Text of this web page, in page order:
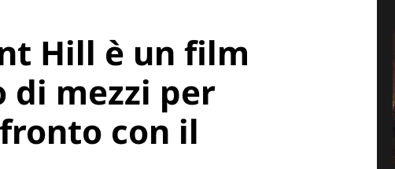
Hill è un film
di mezzi per
con il